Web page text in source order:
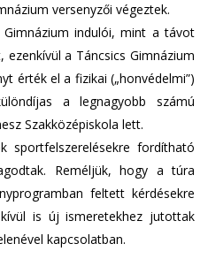
versenyzői végeztek.
indulói, mint a távot
a Táncsics Gimnázium
érték el a fizikai („honvédelmi”)
a legnagyobb számú
Szakközépiskola lett.
sportfelszerelésekre fordítható
Reméljük, hogy a túra
feltett kérdésekre
is új ismeretekhez jutottak
kapcsolatban.